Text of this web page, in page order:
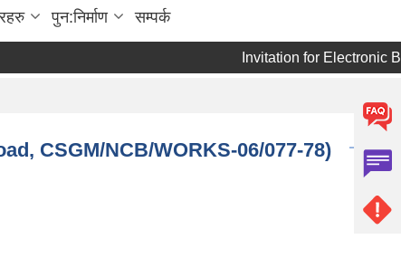
पुन:निर्माण सम्पर्क
Invitation for Electronic Bid
CSGM/NCB/WORKS-06/077-78)